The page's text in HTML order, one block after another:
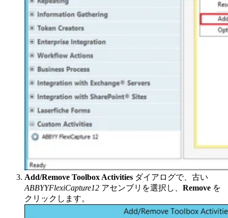
Add/Remove Toolbox Activities ダイアログで、古い
ABBYYFlexiCapture12 アセンブリを選択し、 Remove を
クリックします。